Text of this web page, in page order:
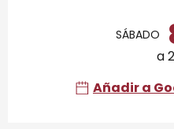
SÁBADO
a
Añadir a